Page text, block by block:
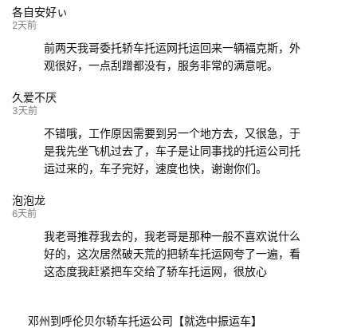
各自安好ぃ
2天前
前两天我哥委托轿车托运网托运回来一辆福克斯，外
观很好，一点刮蹭都没有，服务非常的满意呢。
久爱不厌
3天前
不错哦，工作原因需要到另一个地方去，又很急，于
是我先坐飞机过去了，车子是让同事找的托运公司托
运过来的，车子完好，速度也快，谢谢你们。
泡泡龙
6天前
我老哥推荐我去的，我老哥是那种一般不喜欢说什么
好的，这次居然破天荒的把轿车托运网夸了一遍，看
这态度我赶紧把车交给了轿车托运网，很放心
邓州到呼伦贝尔轿车托运公司【就选中振运车】